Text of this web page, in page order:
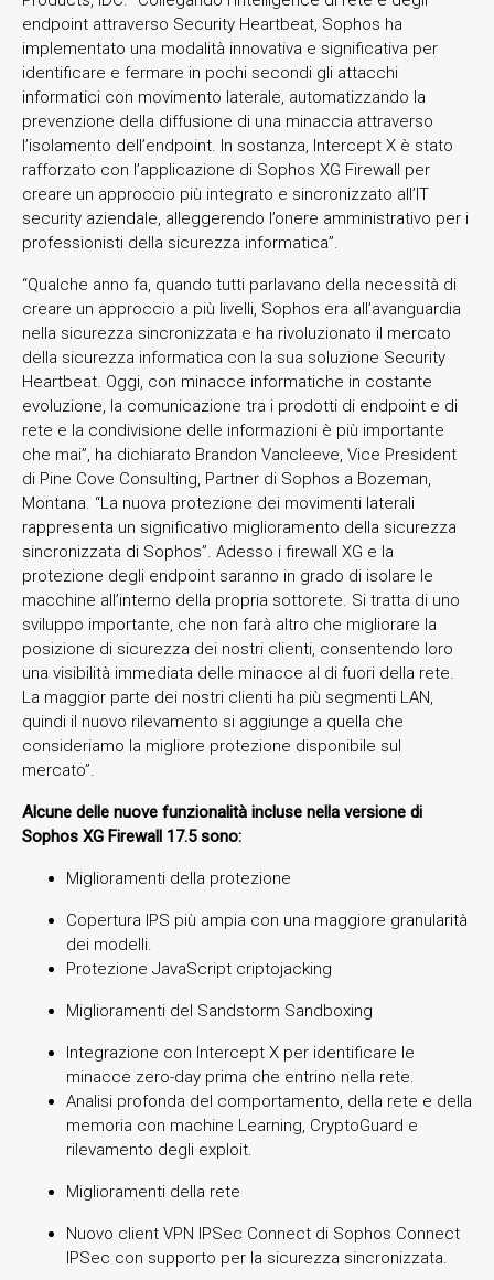
endpoint attraverso Security Heartbeat, Sophos ha
implementato una modalità innovativa e significativa per
identificare e fermare in pochi secondi gli attacchi
informatici con movimento laterale, automatizzando la
prevenzione della diffusione di una minaccia attraverso
l’isolamento dell’endpoint. In sostanza, Intercept X è stato
rafforzato con l’applicazione di Sophos XG Firewall per
creare un approccio più integrato e sincronizzato all’IT
security aziendale, alleggerendo l’onere amministrativo per i
professionisti della sicurezza informatica”.
“Qualche anno fa, quando tutti parlavano della necessità di
creare un approccio a più livelli, Sophos era all’avanguardia
nella sicurezza sincronizzata e ha rivoluzionato il mercato
della sicurezza informatica con la sua soluzione Security
Heartbeat. Oggi, con minacce informatiche in costante
evoluzione, la comunicazione tra i prodotti di endpoint e di
rete e la condivisione delle informazioni è più importante
che mai”, ha dichiarato Brandon Vancleeve, Vice President
di Pine Cove Consulting, Partner di Sophos a Bozeman,
Montana. “La nuova protezione dei movimenti laterali
rappresenta un significativo miglioramento della sicurezza
sincronizzata di Sophos”. Adesso i firewall XG e la
protezione degli endpoint saranno in grado di isolare le
macchine all’interno della propria sottorete. Si tratta di uno
sviluppo importante, che non farà altro che migliorare la
posizione di sicurezza dei nostri clienti, consentendo loro
una visibilità immediata delle minacce al di fuori della rete.
La maggior parte dei nostri clienti ha più segmenti LAN,
quindi il nuovo rilevamento si aggiunge a quella che
consideriamo la migliore protezione disponibile sul
mercato”.
Alcune delle nuove funzionalità incluse nella versione di
Sophos XG Firewall 17.5 sono:
Miglioramenti della protezione
Copertura IPS più ampia con una maggiore granularità
dei modelli.
Protezione JavaScript criptojacking
Miglioramenti del Sandstorm Sandboxing
Integrazione con Intercept X per identificare le
minacce zero-day prima che entrino nella rete.
Analisi profonda del comportamento, della rete e della
memoria con machine Learning, CryptoGuard e
rilevamento degli exploit.
Miglioramenti della rete
Nuovo client VPN IPSec Connect di Sophos Connect
IPSec con supporto per la sicurezza sincronizzata.